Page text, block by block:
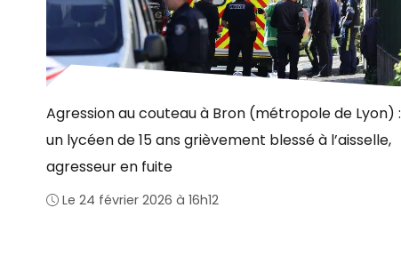
Agression au couteau à Bron (métropole de Lyon) :
un lycéen de 15 ans grièvement blessé à l’aisselle,
agresseur en fuite
Le 24 février 2026 à 16h12